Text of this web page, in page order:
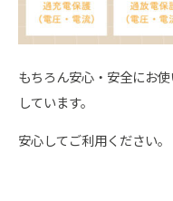
もちろん安心・安全にお
しています。
安心してご利用ください。